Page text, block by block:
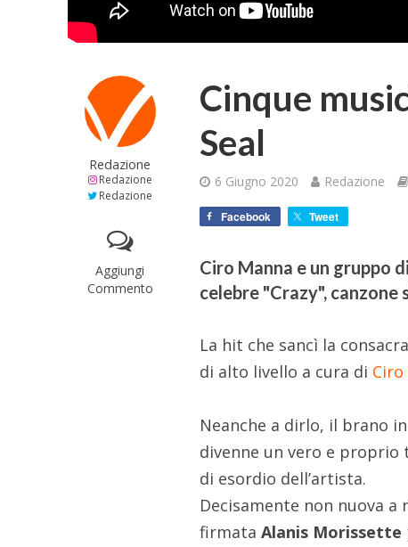
Redazione
Redazione
Redazione
Aggiungi
Commento
Cinque
Seal
6 Giugno 2020 Redazione
Facebook Tweet
Ciro Manna e un gruppo
celebre "Crazy", canzone
La hit che sancì la
di alto livello a cura di Ciro
Neanche a dirlo, il brano
divenne un vero e proprio
di esordio dell’artista.
Decisamente non nuova
firmataAlanis Morissette